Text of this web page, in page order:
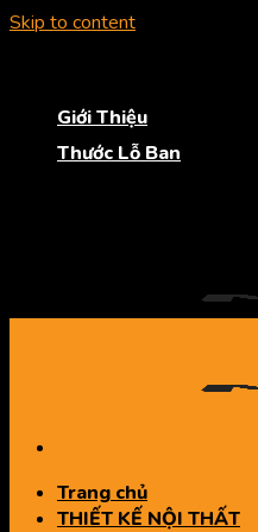
Skip to content
Giới Thiệu
Thước Lỗ Ban
Trang chủ
THIẾT KẾ NỘI THẤT